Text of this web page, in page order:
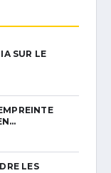
SUR LE
LES